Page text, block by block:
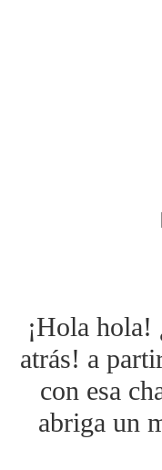
¡Hola
atrás! a
con esa
abriga un